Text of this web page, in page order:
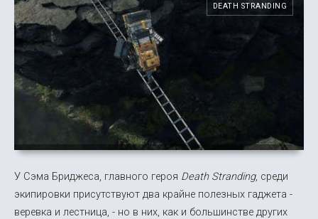
DEATH STRANDING
У Сэма Бриджеса, главного героя Death Stranding, среди
экипировки присутствуют два крайне полезных гаджета -
веревка и лестница, - но в них, как и большинстве других